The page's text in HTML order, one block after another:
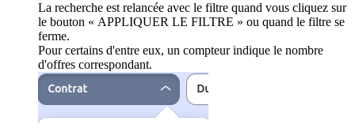
La recherche est relancée avec le filtre quand vous cliquez sur
le bouton « APPLIQUER LE FILTRE » ou quand le filtre se
ferme.
Pour certains d'entre eux, un compteur indique le nombre
d'offres correspondant.